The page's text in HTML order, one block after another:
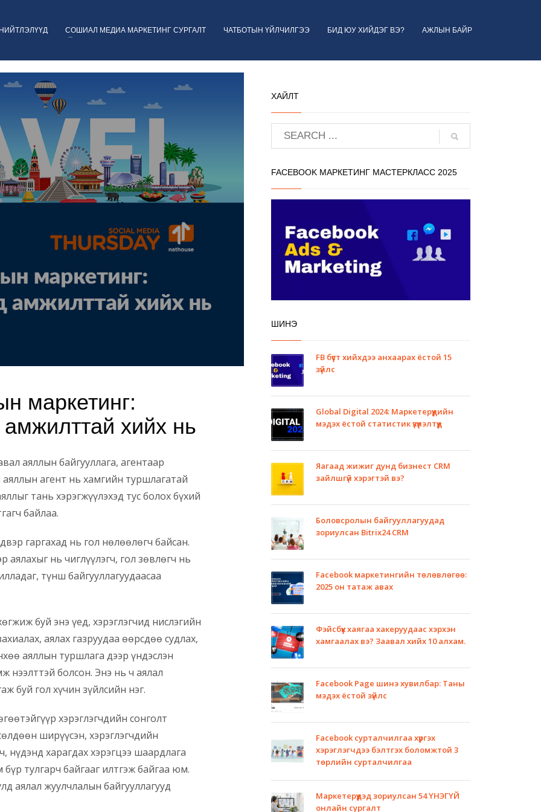
СОШИАЛ МЕДИА МАРКЕТИНГ СУРГАЛТ ЧАТБОТЫН ҮЙЛЧИЛГЭЭ БИД ЮУ ХИЙДЭГ ВЭ? АЖЛЫН БАЙР
маркетинг:
хийх нь
аяллын байгууллага, агентаар
агент нь хамгийн туршлагатай
тань хэрэгжүүлэхэд тус болох бүхий
байлаа.
гаргахад нь гол нөлөөлөгч байсан.
нь чиглүүлэгч, гол зөвлөгч нь
түнш байгууллагуудаасаа
буй энэ үед, хэрэглэгчид нислэгийн
аялах газруудаа өөрсдөө судлах,
аяллын туршлага дээр үндэслэн
нээлттэй болсон. Энэ нь ч аялал
буй гол хүчин зүйлсийн нэг.
хэрэглэгчдийн сонголт
ширүүсэн, хэрэглэгчдийн
нүдэнд харагдах хэрэгцээ шаардлага
тулгарч байгааг илтгэж байгаа юм.
аялал жуулчлалын байгууллагууд
ХАЙЛТ
FACEBOOK МАРКЕТИНГ МАСТЕРКЛАСС 2025
ШИНЭ
FB бүүст хийхдээ анхаарах ёстой 15
зүйлс
Global Digital 2024: Маркетерүүдийн
мэдэх ёстой статистик үзүүлэлтүүд
Яагаад жижиг дунд бизнест CRM
зайлшгүй хэрэгтэй вэ?
Боловсролын байгууллагуудад
зориулсан Bitrix24 CRM
Facebook маркетингийн төлөвлөгөө:
2025 он татаж авах
Фэйсбүүк хаягаа хакеруудаас хэрхэн
хамгаалах вэ? Заавал хийх 10 алхам.
Facebook Page шинэ хувилбар: Таны
мэдэх ёстой зүйлс
Facebook сурталчилгаа хүргэх
хэрэглэгчдээ бэлтгэх боломжтой 3
төрлийн сурталчилгаа
Маркетерүүдэд зориулсан 54 ҮНЭГҮЙ
онлайн сургалт